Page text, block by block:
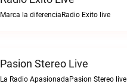
Marca la diferenciaRadio Exito live
Pasion Stereo Live
La Radio ApasionadaPasion Stereo live